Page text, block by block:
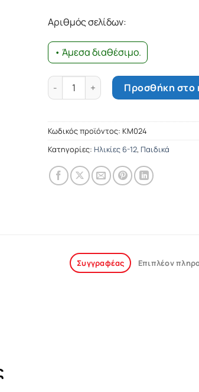
8.66€.
Αριθμός σελίδων:
• Άμεσα διαθέσιμο.
Ο τόπος της τέλειας ομορφιάς
Προσθήκη στο
Κωδικός προϊόντος:ΚΜ024
Κατηγορίες: Ηλικίες 6-12, Παιδικά
Συγγραφέας Επιπλέον